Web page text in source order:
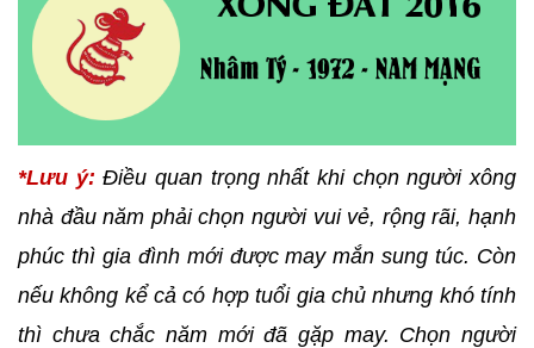
*Lưu ý: Điều quan trọng nhất khi chọn người xông
nhà đầu năm phải chọn người vui vẻ, rộng rãi, hạnh
phúc thì gia đình mới được may mắn sung túc. Còn
nếu không kể cả có hợp tuổi gia chủ nhưng khó tính
thì chưa chắc năm mới đã gặp may. Chọn người